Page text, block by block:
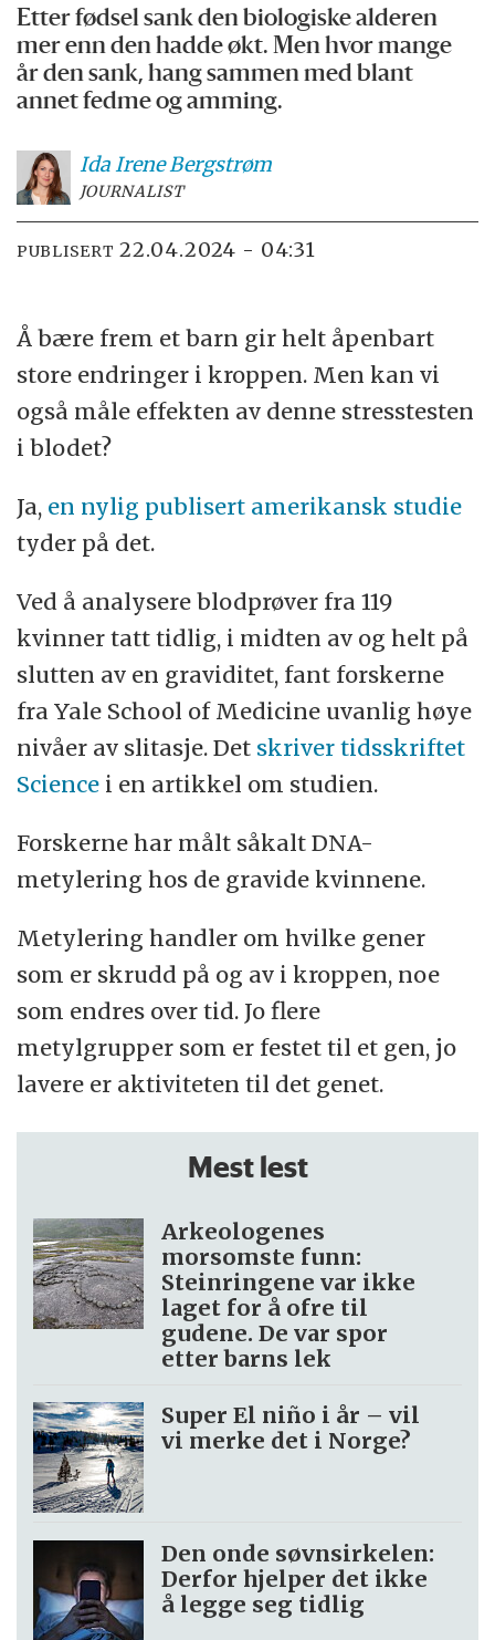
Etter fødsel sank den biologiske alderen
mer enn den hadde økt. Men hvor mange
år den sank, hang sammen med blant
annet fedme og amming.
Ida IreneBergstrøm
JOURNALIST
PUBLISERT 22.04.2024 - 04:31
Å bære frem et barn gir helt åpenbart
store endringer i kroppen. Men kan vi
også måle effekten av denne stresstesten
i blodet?
Ja, en nylig publisert amerikansk studie
tyder på det.
Ved å analysere blodprøver fra 119
kvinner tatt tidlig, i midten av og helt på
slutten av en graviditet, fant forskerne
fra Yale School of Medicine uvanlig høye
nivåer av slitasje. Det skriver tidsskriftet
Science i en artikkel om studien.
Forskerne har målt såkalt DNA-
metylering hos de gravide kvinnene.
Metylering handler om hvilke gener
som er skrudd på og av i kroppen, noe
som endres over tid. Jo flere
metylgrupper som er festet til et gen, jo
lavere er aktiviteten til det genet.
Mest lest
Arkeologenes
morsomste funn:
Steinringene var ikke
laget for å ofre til
gudene. De var spor
etter barns lek
Super El niño i år – vil
vi merke det i Norge?
Den onde søvnsirkelen:
Derfor hjelper det ikke
å legge seg tidlig